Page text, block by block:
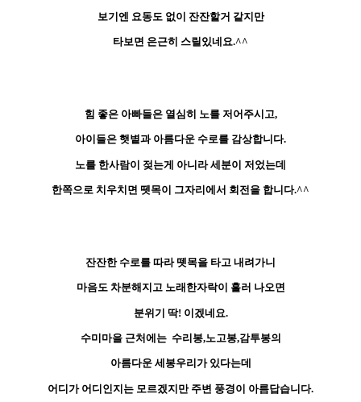
보기엔 요동도 없이 잔잔할거 같지만
타보면 은근히 스릴있네요.^^
힘 좋은 아빠들은 열심히 노를 저어주시고,
아이들은 햇볕과 아름다운 수로를 감상합니다.
노를 한사람이 젖는게 아니라 세분이 저었는데
한쪽으로 치우치면 뗏목이 그자리에서 회전을 합니다.^^
잔잔한 수로를 따라 뗏목을 타고 내려가니
마음도 차분해지고 노래한자락이 흘러 나오면
분위기 딱! 이겠네요.
수미마을 근처에는 수리봉,노고봉,감투봉의
아름다운 세봉우리가 있다는데
어디가 어디인지는 모르겠지만 주변 풍경이 아름답습니다.